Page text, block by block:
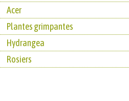
Acer
Plantes grimpantes
Hydrangea
Rosiers